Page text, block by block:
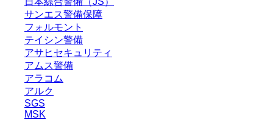
サンエス警備保障
フォルモント
テイシン警備
アサヒセキュリティ
アムス警備
アラコム
アルク
SGS
MSK